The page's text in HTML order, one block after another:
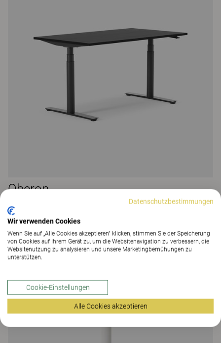
Oberon
Oberon Bürotisch, Sitz-/Steh-Ausführung 62–127
38 Farben
43 Varianten
Datenschutzbestimmungen
Wir verwenden Cookies
Wenn Sie auf „Alle Cookies akzeptieren“ klicken, stimmen Sie der Speicherung
von Cookies auf Ihrem Gerät zu, um die Websitenavigation zu verbessern, die
Websitenutzung zu analysieren und unsere Marketingbemühungen zu
unterstützen.
Cookie-Einstellungen
Alle Cookies akzeptieren